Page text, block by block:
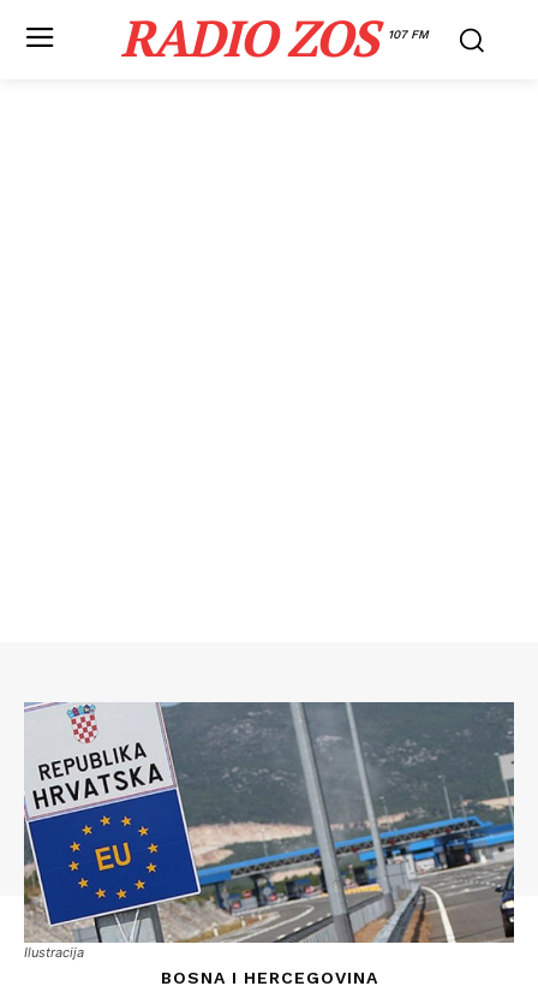
RADIO ZOS 107 FM
Ilustracija
BOSNA I HERCEGOVINA